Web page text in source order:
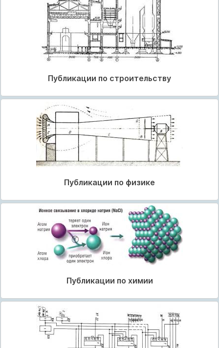
Публикации по строительству
Публикации по физике
Публикации по химии